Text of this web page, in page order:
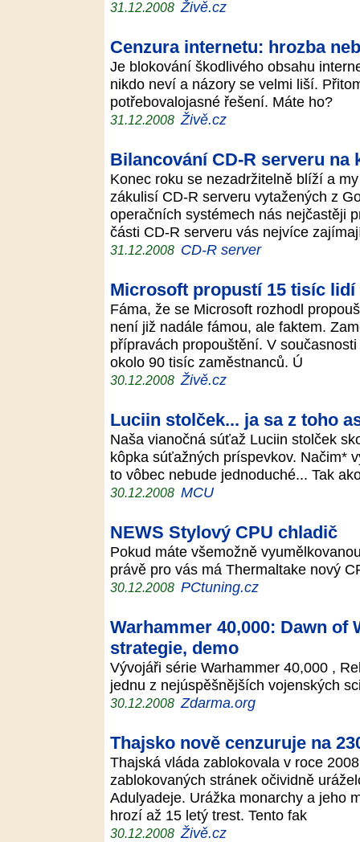
31.12.2008 Živě.cz
Cenzura internetu: hrozba
Je blokování škodlivého obsahu
nikdo neví a názory se velmi liší.
potřebovalojasné řešení. Máte ho?
31.12.2008 Živě.cz
Bilancování CD-R serveru na
Konec roku se nezadržitelně blíží a
zákulisí CD-R serveru vytažených z
operačních systémech nás nejčastěji
části CD-R serveru vás nejvíce
31.12.2008 CD-R server
Microsoft propustí 15 tisíc lidí
Fáma, že se Microsoft rozhodl
není již nadále fámou, ale faktem.
přípravách propouštění. V
okolo 90 tisíc zaměstnanců. Ú
30.12.2008 Živě.cz
Luciin stolček... ja sa z toho
Naša vianočná súťaž Luciin stolček
kôpka súťažných príspevkov. Načim*
to vôbec nebude jednoduché... Tak
30.12.2008 MCU
NEWS Stylový CPU chladič
Pokud máte všemožně
právě pro vás má Thermaltake nový
30.12.2008 PCtuning.cz
Warhammer 40,000: Dawn of
strategie, demo
Vývojáři série Warhammer 40,000 ,
jednu z nejúspěšnějších vojenských
30.12.2008 Zdarma.org
Thajsko nově cenzuruje na
Thajská vláda zablokovala v roce
zablokovaných stránek očividně
Adulyadeje. Urážka monarchy a jeho
hrozí až 15 letý trest. Tento fak
30.12.2008 Živě.cz